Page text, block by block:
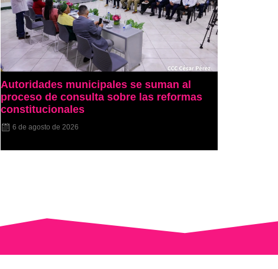
Autoridades municipales se suman al
proceso de consulta sobre las reformas
constitucionales
6 de agosto de 2026